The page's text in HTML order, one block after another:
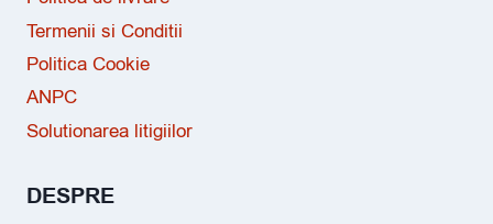
Termenii si Conditii
Politica Cookie
ANPC
Solutionarea litigiilor
DESPRE